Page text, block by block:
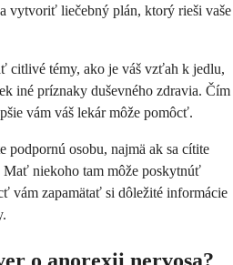
vytvoriť liečebný plán, ktorý rieši vaše
citlivé témy, ako je váš vzťah k jedlu,
iné príznaky duševného zdravia. Čím
vám váš lekár môže pomôcť.
podpornú osobu, najmä ak sa cítite
niekoho tam môže poskytnúť
vám zapamätať si dôležité informácie